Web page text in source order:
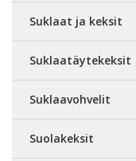
Suklaat ja keksit
Suklaatäytekeksit
Suklaavohvelit
Suolakeksit